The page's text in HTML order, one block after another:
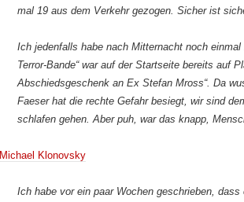
mal 19 aus dem Verkehr gezogen. Sicher ist
Ich jedenfalls habe nach Mitternacht noch
Terror-Bande“ war auf der Startseite bereits auf
Abschiedsgeschenk an Ex Stefan Mross“. Da
Faeser hat die rechte Gefahr besiegt, wir sind
schlafen gehen. Aber puh, war das knapp,
Michael Klonovsky
Ich habe vor ein paar Wochen geschrieben,